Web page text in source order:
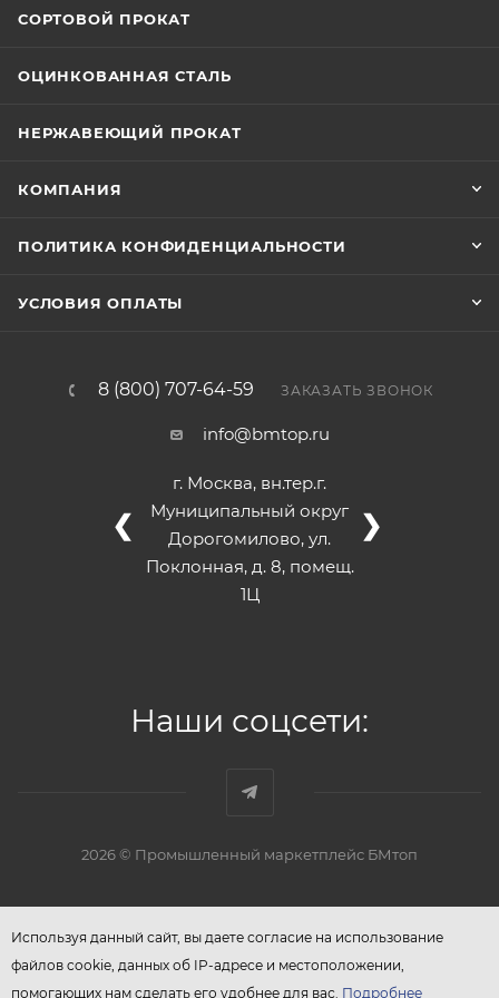
СОРТОВОЙ ПРОКАТ
ОЦИНКОВАННАЯ СТАЛЬ
НЕРЖАВЕЮЩИЙ ПРОКАТ
КОМПАНИЯ
ПОЛИТИКА КОНФИДЕНЦИАЛЬНОСТИ
УСЛОВИЯ ОПЛАТЫ
8 (800) 707-64-59 ЗАКАЗАТЬ ЗВОНОК
info@bmtop.ru
г. Москва, вн.тер.г.
Муниципальный округ
Дорогомилово, ул.
Поклонная, д. 8, помещ.
1Ц
❮ ❯
Наши соцсети:
2026 © Промышленный маркетплейс БМтоп
Используя данный сайт, вы даете согласие на использование
файлов cookie, данных об IP-адресе и местоположении,
помогающих нам сделать его удобнее для вас. Подробнее